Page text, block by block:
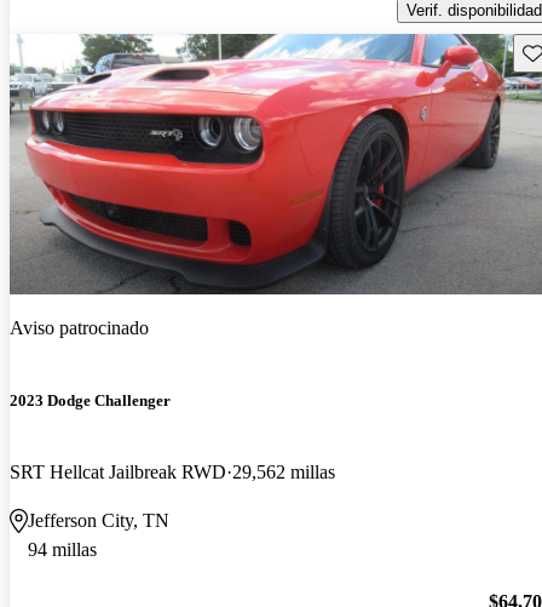
Verif. disponibilidad
Aviso patrocinado
2023 Dodge Challenger
SRT Hellcat Jailbreak RWD 29,562 millas
Jefferson City, TN
94 millas